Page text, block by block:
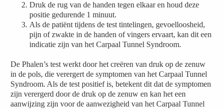
Druk de rug van de handen tegen elkaar en houd deze
positie gedurende 1 minuut.
Als de patiënt tijdens de test tintelingen, gevoelloosheid,
pijn of zwakte in de handen of vingers ervaart, kan dit een
indicatie zijn van het Carpaal Tunnel Syndroom.
De Phalen’s test werkt door het creëren van druk op de zenuw
in de pols, die verergert de symptomen van het Carpaal Tunnel
Syndroom. Als de test positief is, betekent dit dat de symptomen
zijn verergerd door de druk op de zenuw en kan het een
aanwijzing zijn voor de aanwezigheid van het Carpaal Tunnel